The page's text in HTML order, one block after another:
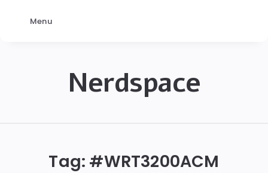
Nerdspace
Tag: #WRT3200ACM
Menu